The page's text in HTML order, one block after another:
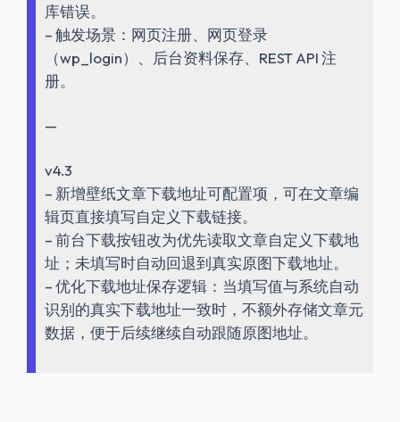
库错误。
– 触发场景：网页注册、网页登录
（wp_login）、后台资料保存、REST API 注
册。
—
v4.3
– 新增壁纸文章下载地址可配置项，可在文章编
辑页直接填写自定义下载链接。
– 前台下载按钮改为优先读取文章自定义下载地
址；未填写时自动回退到真实原图下载地址。
– 优化下载地址保存逻辑：当填写值与系统自动
识别的真实下载地址一致时，不额外存储文章元
数据，便于后续继续自动跟随原图地址。